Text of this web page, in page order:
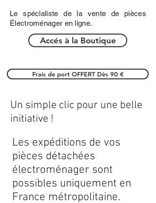
Le spécialiste de la vente de pièces
Électroménager en ligne.
Accés à la Boutique
Frais de port OFFERT Dès 90 €
Les expéditions de vos
pièces détachées
électroménager sont
possibles uniquement en
France métropolitaine.
Un simple clic pour une belle
initiative !